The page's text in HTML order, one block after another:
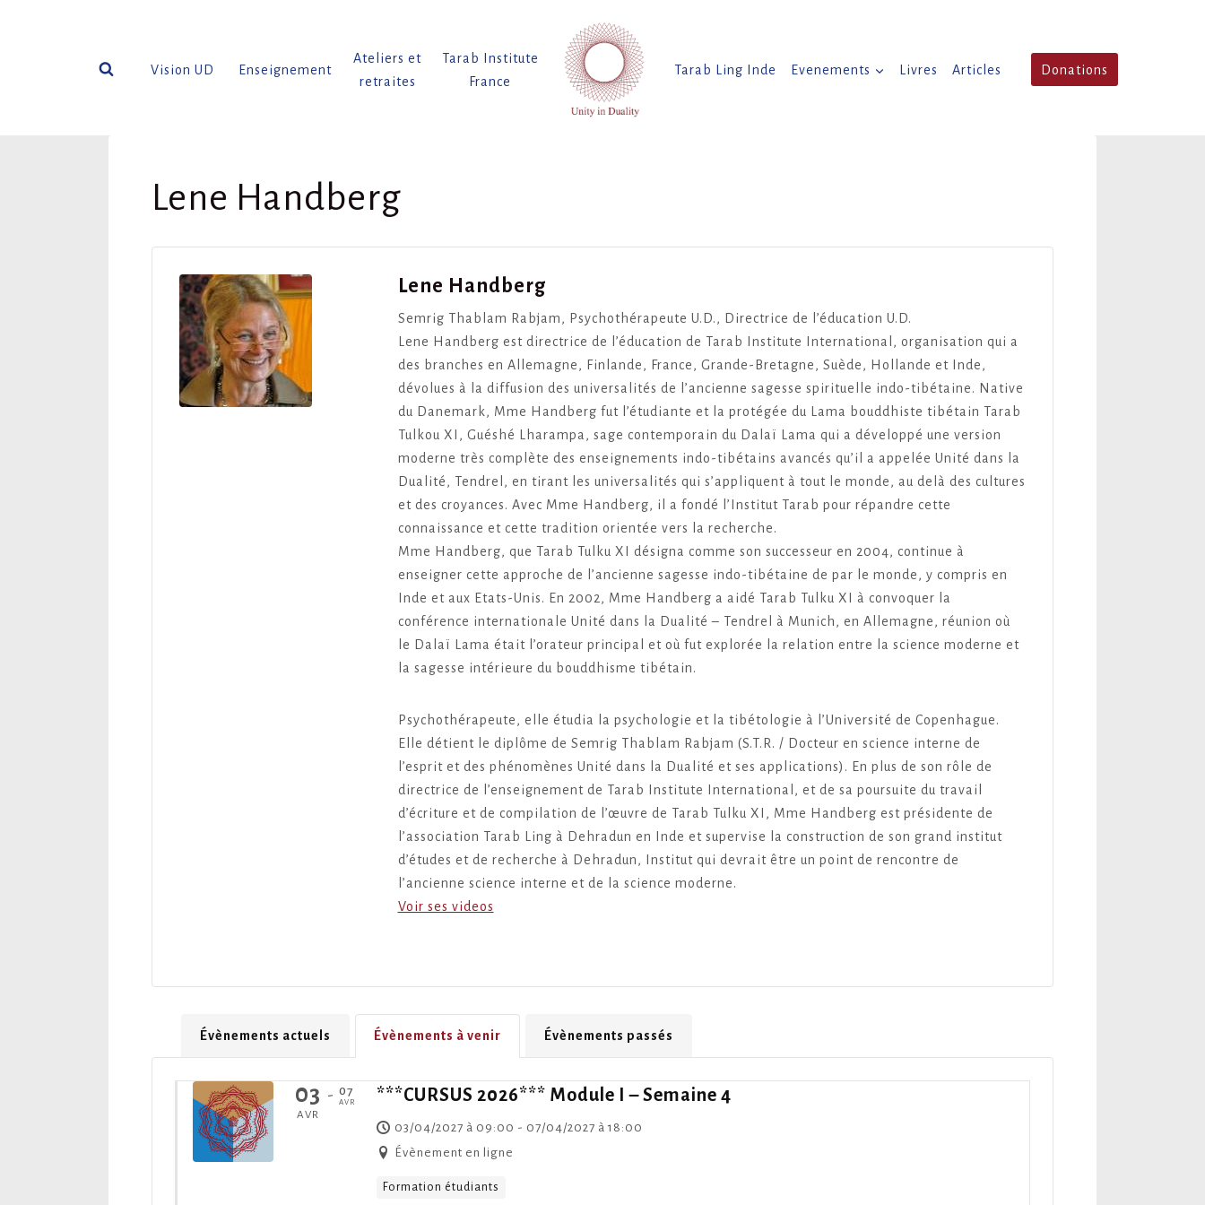
Vision UD
Enseignement
Ateliers et
retraites
Tarab Institute
France
Tarab Ling Inde Evenements Livres Articles Donations
Lene Handberg
Lene Handberg
Semrig Thablam Rabjam, Psychothérapeute U.D., Directrice de l’éducation U.D.
Lene Handberg est directrice de l’éducation de Tarab Institute International, organisation qui a
des branches en Allemagne, Finlande, France, Grande-Bretagne, Suède, Hollande et Inde,
dévolues à la diffusion des universalités de l’ancienne sagesse spirituelle indo-tibétaine. Native
du Danemark, Mme Handberg fut l’étudiante et la protégée du Lama bouddhiste tibétain Tarab
Tulkou XI, Guéshé Lharampa, sage contemporain du Dalaï Lama qui a développé une version
moderne très complète des enseignements indo-tibétains avancés qu’il a appelée Unité dans la
Dualité, Tendrel, en tirant les universalités qui s’appliquent à tout le monde, au delà des cultures
et des croyances. Avec Mme Handberg, il a fondé l’Institut Tarab pour répandre cette
connaissance et cette tradition orientée vers la recherche.
Mme Handberg, que Tarab Tulku XI désigna comme son successeur en 2004, continue à
enseigner cette approche de l’ancienne sagesse indo-tibétaine de par le monde, y compris en
Inde et aux Etats-Unis. En 2002, Mme Handberg a aidé Tarab Tulku XI à convoquer la
conférence internationale Unité dans la Dualité – Tendrel à Munich, en Allemagne, réunion où
le Dalaï Lama était l’orateur principal et où fut explorée la relation entre la science moderne et
la sagesse intérieure du bouddhisme tibétain.
Psychothérapeute, elle étudia la psychologie et la tibétologie à l’Université de Copenhague.
Elle détient le diplôme de Semrig Thablam Rabjam (S.T.R. / Docteur en science interne de
l’esprit et des phénomènes Unité dans la Dualité et ses applications). En plus de son rôle de
directrice de l’enseignement de Tarab Institute International, et de sa poursuite du travail
d’écriture et de compilation de l’œuvre de Tarab Tulku XI, Mme Handberg est présidente de
l’association Tarab Ling à Dehradun en Inde et supervise la construction de son grand institut
d’études et de recherche à Dehradun, Institut qui devrait être un point de rencontre de
l’ancienne science interne et de la science moderne.
Voir ses videos
Évènements actuels Évènements à venir Évènements passés
03
AVR
- 07
AVR ***CURSUS 2026*** Module I – Semaine 4
03/04/2027 à 09:00 - 07/04/2027 à 18:00
Évènement en ligne
Formation étudiants